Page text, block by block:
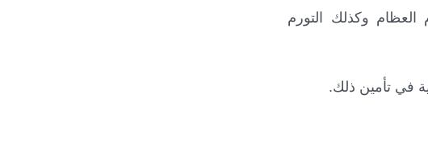
وكذلك التورم
في تأمين ذلك.